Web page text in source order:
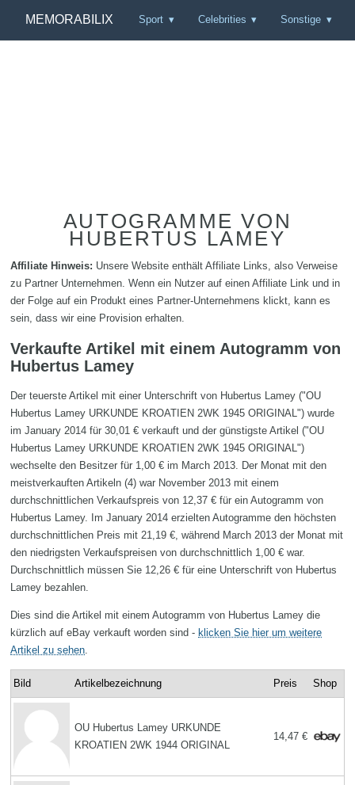
MEMORABILIX Sport Celebrities Sonstige
AUTOGRAMME VON
HUBERTUS LAMEY
Affiliate Hinweis: Unsere Website enthält Affiliate Links, also Verweise
zu Partner Unternehmen. Wenn ein Nutzer auf einen Affiliate Link und in
der Folge auf ein Produkt eines Partner-Unternehmens klickt, kann es
sein, dass wir eine Provision erhalten.
Verkaufte Artikel mit einem Autogramm von
Hubertus Lamey
Der teuerste Artikel mit einer Unterschrift von Hubertus Lamey ("OU
Hubertus Lamey URKUNDE KROATIEN 2WK 1945 ORIGINAL") wurde
im January 2014 für 30,01 € verkauft und der günstigste Artikel ("OU
Hubertus Lamey URKUNDE KROATIEN 2WK 1945 ORIGINAL")
wechselte den Besitzer für 1,00 € im March 2013. Der Monat mit den
meistverkauften Artikeln (4) war November 2013 mit einem
durchschnittlichen Verkaufspreis von 12,37 € für ein Autogramm von
Hubertus Lamey. Im January 2014 erzielten Autogramme den höchsten
durchschnittlichen Preis mit 21,19 €, während March 2013 der Monat mit
den niedrigsten Verkaufspreisen von durchschnittlich 1,00 € war.
Durchschnittlich müssen Sie 12,26 € für eine Unterschrift von Hubertus
Lamey bezahlen.
Dies sind die Artikel mit einem Autogramm von Hubertus Lamey die
kürzlich auf eBay verkauft worden sind - klicken Sie hier um weitere
Artikel zu sehen
Bild Artikelbezeichnung Preis Shop
OU Hubertus Lamey URKUNDE
KROATIEN 2WK 1944 ORIGINAL
14,47 €